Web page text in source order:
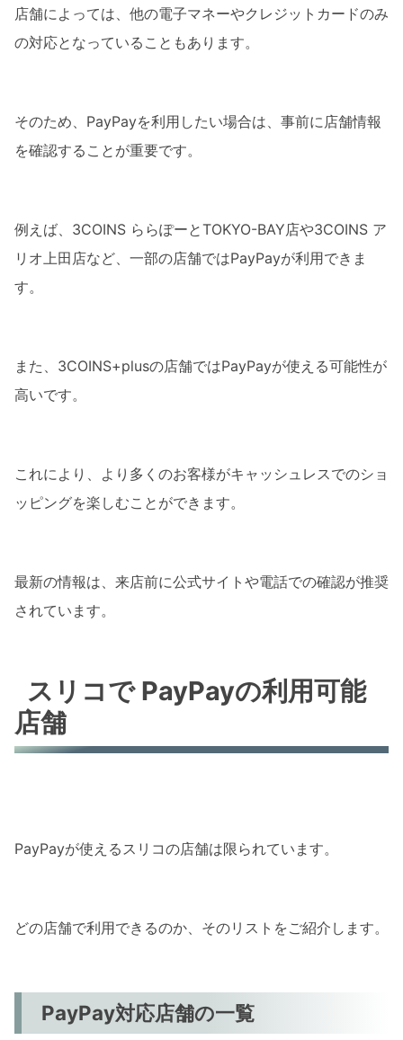
店舗によっては、他の電子マネーやクレジットカードのみ
の対応となっていることもあります。
そのため、PayPayを利用したい場合は、事前に店舗情報
を確認することが重要です。
例えば、3COINS ららぽーとTOKYO-BAY店や3COINS ア
リオ上田店など、一部の店舗ではPayPayが利用できま
す。
また、3COINS+plusの店舗ではPayPayが使える可能性が
高いです。
これにより、より多くのお客様がキャッシュレスでのショ
ッピングを楽しむことができます。
最新の情報は、来店前に公式サイトや電話での確認が推奨
されています。
スリコで PayPayの利用可能
店舗
PayPayが使えるスリコの店舗は限られています。
どの店舗で利用できるのか、そのリストをご紹介します。
PayPay対応店舗の一覧